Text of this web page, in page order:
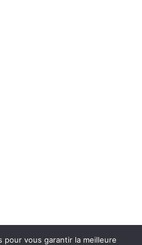
pour vous garantir la meilleure